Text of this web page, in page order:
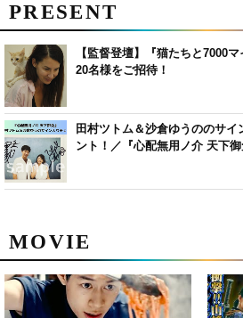
MOVIE
PRESENT
【監督登壇】『猫たちと7000
20名様をご招待！
田村ツトム＆沙倉ゆうののサ
ント！／『心配無用ノ介 天下御